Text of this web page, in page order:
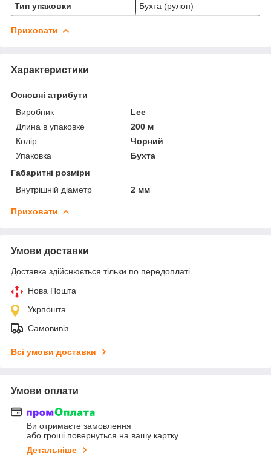
Тип упаковки
Бухта (рулон)
Приховати
Характеристики
Основні атрибути
Виробник
Lee
Длина в упаковке
200 м
Колір
Чорний
Упаковка
Бухта
Габаритні розміри
Внутрішній діаметр
2 мм
Приховати
Умови доставки
Доставка здійснюється тільки по передоплаті.
Нова Пошта
Укрпошта
Самовивіз
Всі умови доставки
Умови оплати
Ви отримаєте замовлення
або гроші повернуться на вашу картку
Детальніше